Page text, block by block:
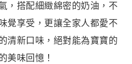
，搭配細緻綿密的奶油，不
覺享受，更讓全家人都愛不
清新口味，絕對能為寶寶的
美味回憶！